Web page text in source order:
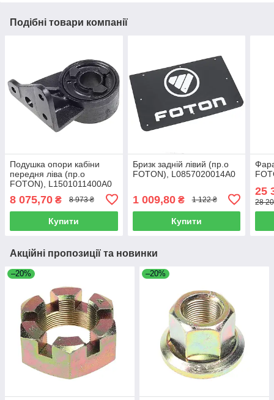
Подібні товари компанії
Подушка опори кабіни
передня ліва (пр.о
FOTON), L1501011400A0
8 075,70 ₴ 8 973 ₴
Купити
Бризк задній лівий (пр.о
FOTON), L0857020014A0
1 009,80₴ 1 122 ₴
Купити
25
28
Акційні пропозиції та новинки
–20% –20%